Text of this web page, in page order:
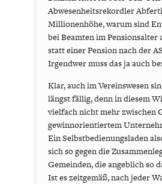
Abwesenheitsrekordler
Millionenhöhe, warum sind
bei Beamten im Pensionsalter
statt einer Pension nach der
Irgendwer muss das ja auch
Klar, auch im Vereinswesen
längst fällig, denn in diesem
vielfach nicht mehr zwischen
gewinnorientiertem
Ein Selbstbedienungsladen
sich so gegen die
Gemeinden, die angeblich so
Ist es zeitgemäß, nach jeder